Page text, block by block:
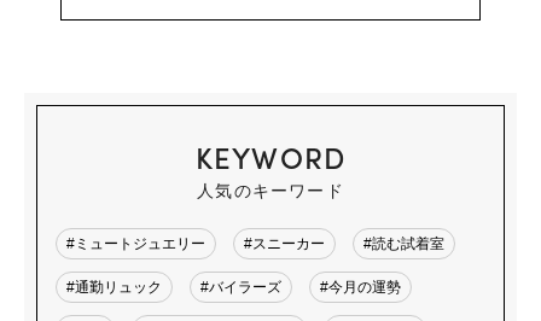
KEYWORD
人気のキーワード
#ミュートジュエリー #スニーカー #読む試着室
#通勤リュック #バイラーズ #今月の運勢